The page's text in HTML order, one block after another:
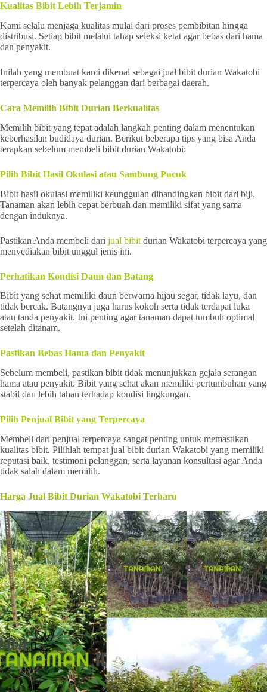
Kualitas Bibit Lebih Terjamin
Kami selalu menjaga kualitas mulai dari proses pembibitan hingga
distribusi. Setiap bibit melalui tahap seleksi ketat agar bebas dari hama
dan penyakit.
Inilah yang membuat kami dikenal sebagai jual bibit durian Wakatobi
terpercaya oleh banyak pelanggan dari berbagai daerah.
Cara Memilih Bibit Durian Berkualitas
Memilih bibit yang tepat adalah langkah penting dalam menentukan
keberhasilan budidaya durian. Berikut beberapa tips yang bisa Anda
terapkan sebelum membeli bibit durian Wakatobi:
Pilih Bibit Hasil Okulasi atau Sambung Pucuk
Bibit hasil okulasi memiliki keunggulan dibandingkan bibit dari biji.
Tanaman akan lebih cepat berbuah dan memiliki sifat yang sama
dengan induknya.
Pastikan Anda membeli dari jual bibit durian Wakatobi terpercaya yang
menyediakan bibit unggul jenis ini.
Perhatikan Kondisi Daun dan Batang
Bibit yang sehat memiliki daun berwarna hijau segar, tidak layu, dan
tidak bercak. Batangnya juga harus kokoh serta tidak terdapat luka
atau tanda penyakit. Ini penting agar tanaman dapat tumbuh optimal
setelah ditanam.
Pastikan Bebas Hama dan Penyakit
Sebelum membeli, pastikan bibit tidak menunjukkan gejala serangan
hama atau penyakit. Bibit yang sehat akan memiliki pertumbuhan yang
stabil dan lebih tahan terhadap kondisi lingkungan.
Pilih Penjual Bibit yang Terpercaya
Membeli dari penjual terpercaya sangat penting untuk memastikan
kualitas bibit. Pilihlah tempat jual bibit durian Wakatobi yang memiliki
reputasi baik, testimoni pelanggan, serta layanan konsultasi agar Anda
tidak salah dalam memilih.
Harga Jual Bibit Durian Wakatobi Terbaru